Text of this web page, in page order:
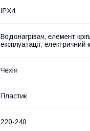
IPX4
Водонагрівач, елемент
експлуатації, електричний
Чехія
Пластик
220-240